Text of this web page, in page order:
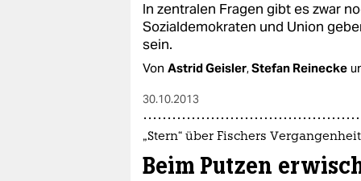
In zentralen Fragen gibt es zwar
Sozialdemokraten und Union
sein.
Von Astrid Geisler,Stefan Reinecke
30.10.2013
„Stern“ über Fischers Vergangenheit
Beim Putzen